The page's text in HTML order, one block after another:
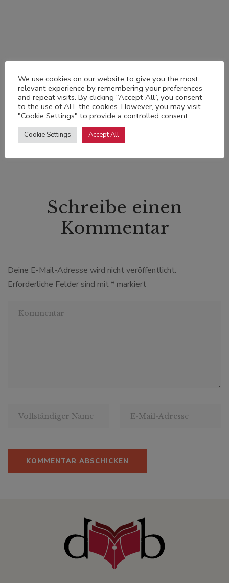
1. August 2017
<p style="display:none;">Bernadette Lietzow, Tiroler Tageszeitung</p>
Schreibe einen
Kommentar
Deine E-Mail-Adresse wird nicht veröffentlicht.
Erforderliche Felder sind mit * markiert
We use cookies on our website to give you the most
relevant experience by remembering your preferences
and repeat visits. By clicking “Accept All”, you consent
to the use of ALL the cookies. However, you may visit
"Cookie Settings" to provide a controlled consent.
Cookie Settings Accept All